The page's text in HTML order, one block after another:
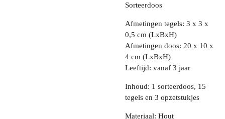
Sorteerdoos
Afmetingen tegels: 3 x 3 x
0,5 cm (LxBxH)
Afmetingen doos: 20 x 10 x
4 cm (LxBxH)
Leeftijd: vanaf 3 jaar
Inhoud: 1 sorteerdoos, 15
tegels en 3 opzetstukjes
Materiaal: Hout